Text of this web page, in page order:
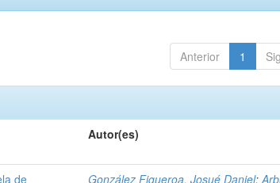
Anterior 1
Autor(es)
de González Figueroa, Josué Daniel;